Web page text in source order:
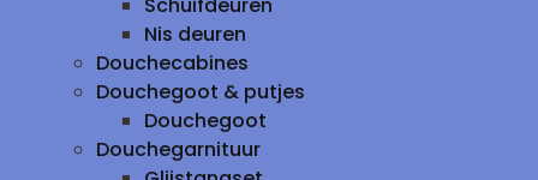
Nis deuren
Douchecabines
Douchegoot & putjes
Douchegoot
Douchegarnituur